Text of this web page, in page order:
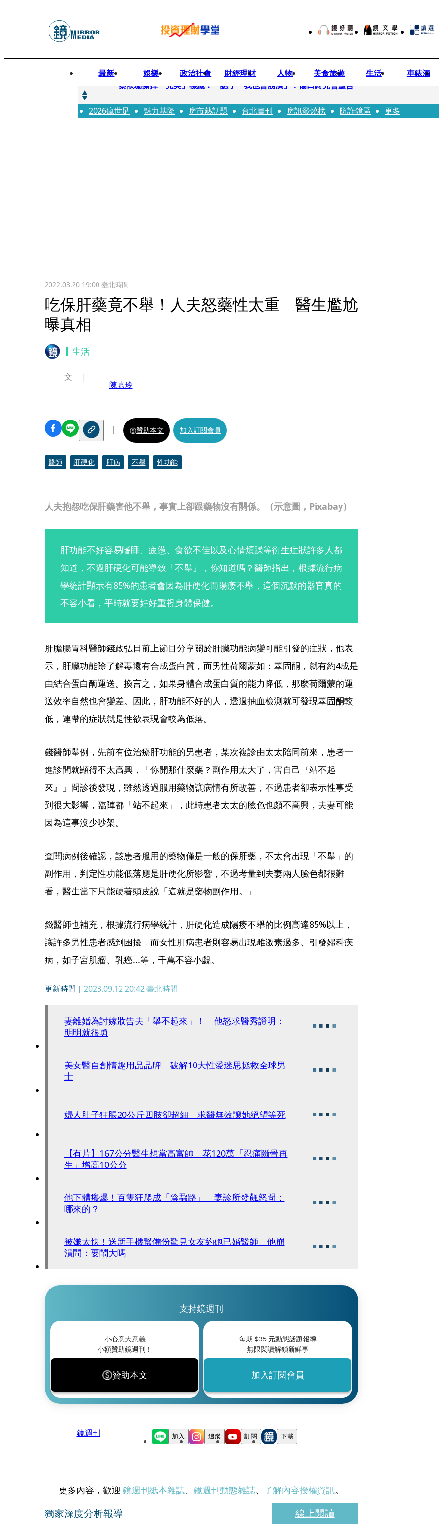
最新 娛樂 政治社會 財經理財 人物 美食旅遊 生活 車錶酒
快訊
蔡依珊撕掉「完美」標籤！ 認了「我也會崩潰」：傷口終究會癒合
快訊
超模米蘭達離婚奧蘭多布魯13年！ 罕談前夫「像哥哥一樣」曝相處模式
2026瘋世足 魅力基隆 房市熱話題 台北畫刊 房訊發燒榜 防詐鏡區 更多
2022.03.20 19:00臺北時間
吃保肝藥竟不舉！人夫怒藥性太重 醫生尷尬
曝真相
生活
人夫抱怨吃保肝藥害他不舉，事實上卻跟藥物沒有關係。（示意圖，Pixabay）
文
陳嘉玲
贊助本文 加入訂閱會員
醫師 肝硬化 肝病 不舉 性功能
肝功能不好容易嗜睡、疲憊、食欲不佳以及心情煩躁等衍生症狀許多人都
知道，不過肝硬化可能導致「不舉」，你知道嗎？醫師指出，根據流行病
學統計顯示有85%的患者會因為肝硬化而陽痿不舉，這個沉默的器官真的
不容小看，平時就要好好重視身體保健。
肝膽腸胃科醫師錢政弘日前上節目分享關於肝臟功能病變可能引發的症狀，他表
示，肝臟功能除了解毒還有合成蛋白質，而男性荷爾蒙如：睪固酮，就有約4成是
由結合蛋白酶運送。換言之，如果身體合成蛋白質的能力降低，那麼荷爾蒙的運
送效率自然也會變差。因此，肝功能不好的人，透過抽血檢測就可發現睪固酮較
低，連帶的症狀就是性欲表現會較為低落。
錢醫師舉例，先前有位治療肝功能的男患者，某次複診由太太陪同前來，患者一
進診間就顯得不太高興，「你開那什麼藥？副作用太大了，害自己『站不起
來』」問診後發現，雖然透過服用藥物讓病情有所改善，不過患者卻表示性事受
到很大影響，臨陣都「站不起來」，此時患者太太的臉色也頗不高興，夫妻可能
因為這事沒少吵架。
查閱病例後確認，該患者服用的藥物僅是一般的保肝藥，不太會出現「不舉」的
副作用，判定性功能低落應是肝硬化所影響，不過考量到夫妻兩人臉色都很難
看，醫生當下只能硬著頭皮說「這就是藥物副作用。」
錢醫師也補充，根據流行病學統計，肝硬化造成陽痿不舉的比例高達85%以上，
讓許多男性患者感到困擾，而女性肝病患者則容易出現雌激素過多、引發婦科疾
病，如子宮肌瘤、乳癌...等，千萬不容小覷。
更新時間｜ 2023.09.12 20:42臺北時間
妻離婚為討嫁妝告夫「舉不起來」！ 他怒求醫秀證明：
明明就很勇
美女醫自創情趣用品品牌 破解10大性愛迷思拯救全球男
士
婦人肚子狂脹20公斤四肢卻超細 求醫無效讓她絕望等死
【有片】167公分醫生想當高富帥 花120萬「忍痛斷骨再
生」增高10公分
他下體癢爆！百隻狂爬成「陰蝨路」 妻診所發飆怒問：
哪來的？
被嫌太快！送新手機幫備份驚見女友約砲已婚醫師 他崩
潰問：要鬧大嗎
支持鏡週刊
小心意大意義
小額贊助鏡週刊！
贊助本文
每期 $35元動態話題報導
無限閱讀解鎖新鮮事
加入訂閱會員
鏡週刊 加入 追蹤 訂閱 下載
更多內容，歡迎 鏡週刊紙本雜誌、 鏡週刊動態雜誌、 了解內容授權資訊。
獨家深度分析報導 線上閱讀